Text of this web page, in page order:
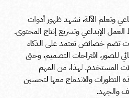
وتعلم الآلة، نشهد ظهور أدوات
الإبداعي وتسريع إنتاج المحتوى.
تضم خصائص تعتمد على الذكاء
للصور، اقتراحات التصميم، وحتى
المستخدم. لهذا، من المهم
التطورات والاندماج معها لتحسين
والجهد.